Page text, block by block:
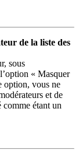
de la liste des
sous
« Masquer
option, vous ne
et de
comme étant un